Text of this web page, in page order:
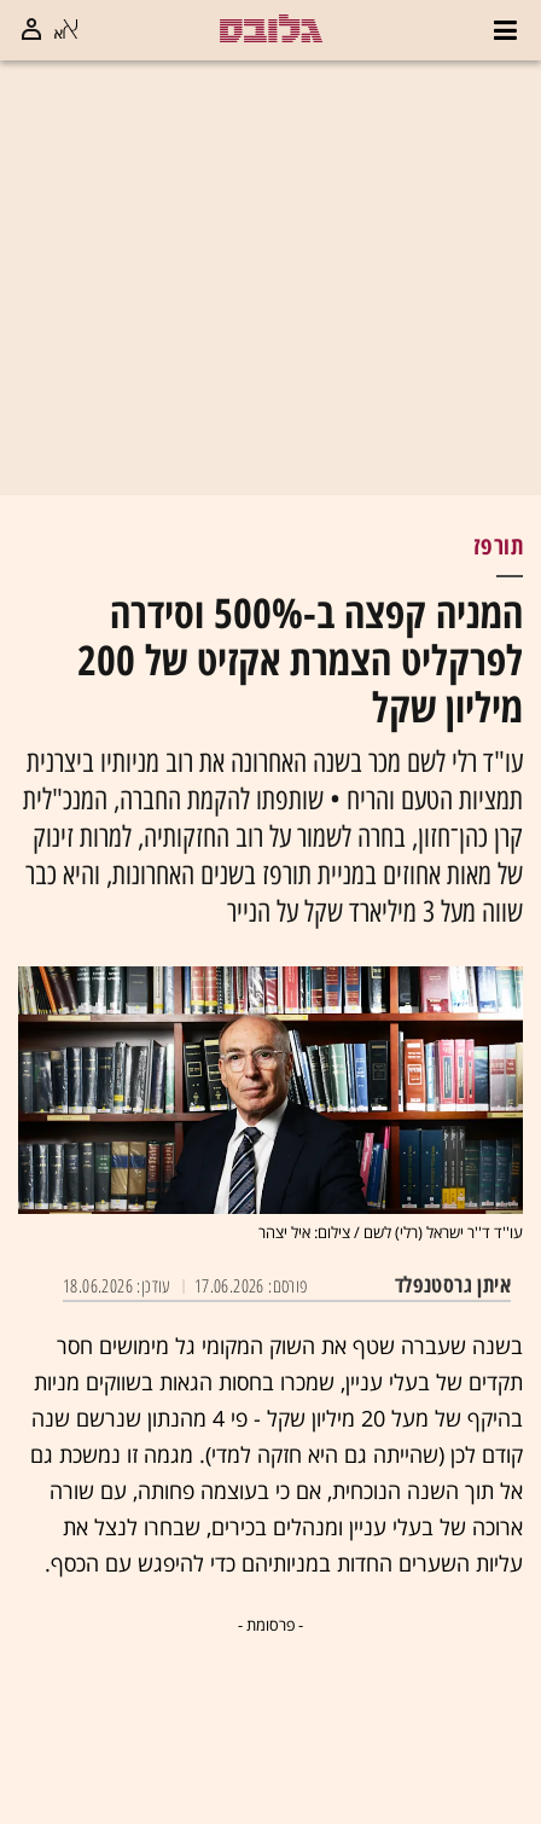
תורפז
המניה קפצה ב-500% וסידרה
לפרקליט הצמרת אקזיט של 200
מיליון שקל
עו"ד רלי לשם מכר בשנה האחרונה את רוב מניותיו ביצרנית
תמציות הטעם והריח • שותפתו להקמת החברה, המנכ"לית
קרן כהן־חזון, בחרה לשמור על רוב החזקותיה, למרות זינוק
של מאות אחוזים במניית תורפז בשנים האחרונות, והיא כבר
שווה מעל 3 מיליארד שקל על הנייר
עו''ד ד''ר ישראל (רלי) לשם / צילום: איל יצהר
איתן גרסטנפלד עודכן: 18.06.2026 פורסם: 17.06.2026
בשנה שעברה שטף את השוק המקומי גל מימושים חסר
תקדים של בעלי עניין, שמכרו בחסות הגאות בשווקים מניות
בהיקף של מעל 20 מיליון שקל - פי 4 מהנתון שנרשם שנה
קודם לכן (שהייתה גם היא חזקה למדי). מגמה זו נמשכת גם
אל תוך השנה הנוכחית, אם כי בעוצמה פחותה, עם שורה
ארוכה של בעלי עניין ומנהלים בכירים, שבחרו לנצל את
עליות השערים החדות במניותיהם כדי להיפגש עם הכסף.
- פרסומת -